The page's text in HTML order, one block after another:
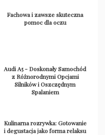
Fachowa i zawsze skuteczna
pomoc dla oczu
Audi A5 - Doskonały Samochód
z Różnorodnymi Opcjami
Silników i Oszczędnym
Spalaniem
Kulinarna rozrywka: Gotowanie
i degustacja jako forma relaksu